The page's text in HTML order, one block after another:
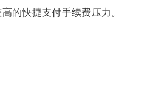
的快捷支付手续费压力。